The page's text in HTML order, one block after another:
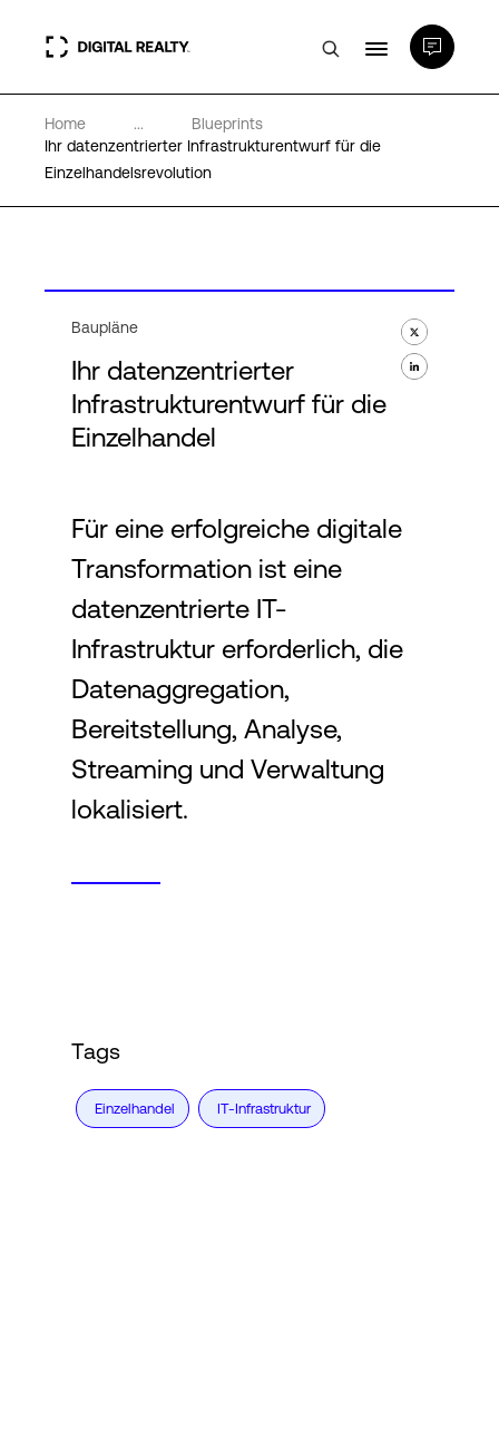
Rechenzentren
PlatformDIGITAL®
Über uns
Home ...
Blueprints
Ihr datenzentrierter Infrastrukturentwurf für die
Einzelhandelsrevolution
Baupläne
Ihr datenzentrierter
Infrastrukturentwurf für die
Einzelhandel
Für eine erfolgreiche digitale
Transformation ist eine
datenzentrierte IT-
Infrastruktur erforderlich, die
Datenaggregation,
Bereitstellung, Analyse,
Streaming und Verwaltung
lokalisiert.
Tags
Einzelhandel IT-Infrastruktur